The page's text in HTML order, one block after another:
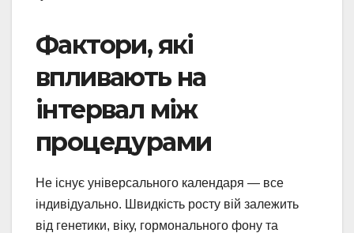
Фактори, які
впливають на
інтервал між
процедурами
Не існує універсального календаря — все
індивідуально. Швидкість росту вій залежить
від генетики, віку, гормонального фону та